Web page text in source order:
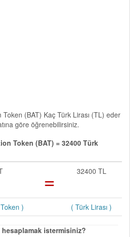
(BAT) Kaç Türk Lirası (TL) eder
göre öğrenebilirsiniz.
Token (BAT) = 32400 Türk
= 32400 TL
) ( Türk Lirası )
istermisiniz?